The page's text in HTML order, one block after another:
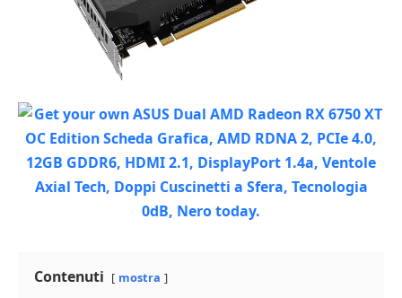
Contenuti mostra